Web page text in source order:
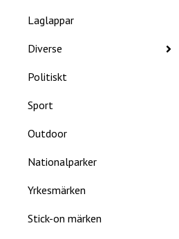
Laglappar
Diverse
Politiskt
Sport
Outdoor
Nationalparker
Yrkesmärken
Stick-on märken